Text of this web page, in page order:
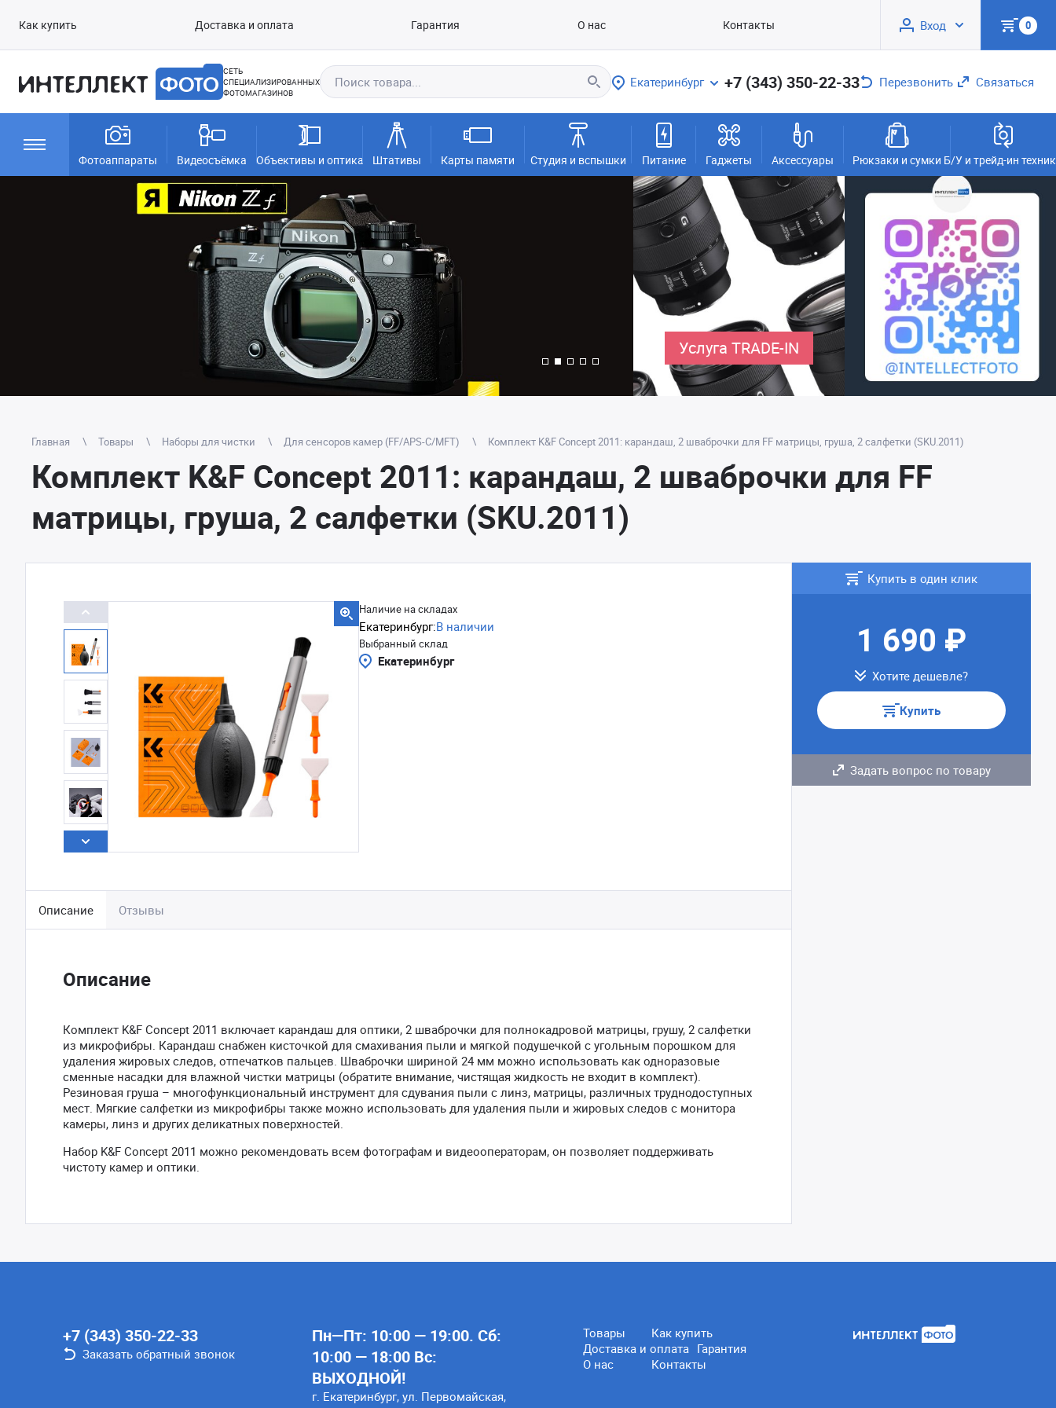
Как купить Доставка и оплата Гарантия О нас Контакты Вход 0
СЕТЬ
СПЕЦИАЛИЗИРОВАННЫХ
ФОТОМАГАЗИНОВ
Екатеринбург +7 (343) 350-22-33 Перезвонить Связаться
Фотоаппараты Видеосъёмка Объективы и оптика Штативы Карты памяти Студия и вспышки Питание Гаджеты Аксессуары Рюкзаки и сумки Б/У и трейд-ин
Услуга TRADE-IN
Главная Товары Наборы для чистки Для сенсоров камер (FF/APS-C/MFT) Комплект K&F Concept 2011: карандаш, 2 шваброчки для FF матрицы, груша, 2 салфетки (SKU.2011)
Комплект K&F Concept 2011: карандаш, 2 шваброчки для FF
матрицы, груша, 2 салфетки (SKU.2011)
Наличие на складах
Екатеринбург:В наличии
Выбранный склад
Екатеринбург
Описание Отзывы
Описание
Комплект K&F Concept 2011 включает карандаш для оптики, 2 шваброчки для полнокадровой матрицы, грушу, 2 салфетки
из микрофибры. Карандаш снабжен кисточкой для смахивания пыли и мягкой подушечкой с угольным порошком для
удаления жировых следов, отпечатков пальцев. Шваброчки шириной 24 мм можно использовать как одноразовые
сменные насадки для влажной чистки матрицы (обратите внимание, чистящая жидкость не входит в комплект).
Резиновая груша – многофункциональный инструмент для сдувания пыли с линз, матрицы, различных труднодоступных
мест. Мягкие салфетки из микрофибры также можно использовать для удаления пыли и жировых следов с монитора
камеры, линз и других деликатных поверхностей.
Набор K&F Concept 2011 можно рекомендовать всем фотографам и видеооператорам, он позволяет поддерживать
чистоту камер и оптики.
Купить в один клик
1 690 ₽
Хотите дешевле?
Купить
Задать вопрос по товару
+7 (343) 350-22-33
Заказать обратный звонок
Пн—Пт: 10:00 — 19:00. Сб:
10:00 — 18:00 Вс:
ВЫХОДНОЙ!
г. Екатеринбург, ул. Первомайская,
Товары
Как купить
Доставка и оплата Гарантия
О нас
Контакты